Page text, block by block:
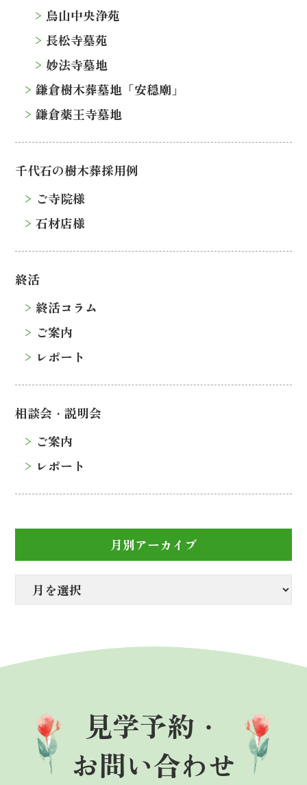
烏山中央浄苑
長松寺墓苑
妙法寺墓地
鎌倉樹木葬墓地「安穏廟」
鎌倉薬王寺墓地
千代石の樹木葬採用例
ご寺院様
石材店様
終活
終活コラム
ご案内
レポート
相談会・説明会
ご案内
レポート
月別アーカイブ
見学予約・
お問い合わせ